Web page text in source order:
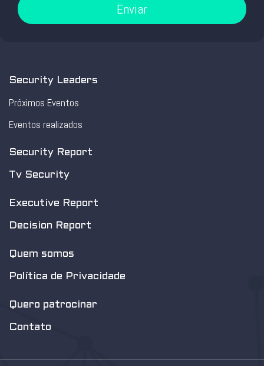
Enviar
Security Leaders
Próximos Eventos
Eventos realizados
Security Report
Tv Security
Executive Report
Decision Report
Quem somos
Política de Privacidade
Quero patrocinar
Contato